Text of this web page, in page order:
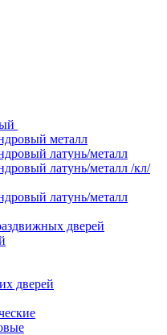
металл
латунь/металл
латунь/металл /кл/
латунь/металл
дверей
дверей